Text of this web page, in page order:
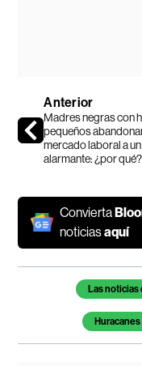
Anterior
Madres negras con
pequeños
mercado laboral a
alarmante: ¿por qué?
Convierta
noticiasaquí
Temas de este
Las noticias
Huracanes